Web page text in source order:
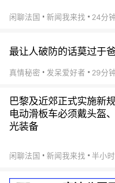
闲聊法国 新闻我来找 24分
最让人破防的话莫过于
真情秘密 发呆爱好者 29分
巴黎及近郊正式实施新
电动滑板车必须戴头盔
光装备
闲聊法国 新闻我来找 半小